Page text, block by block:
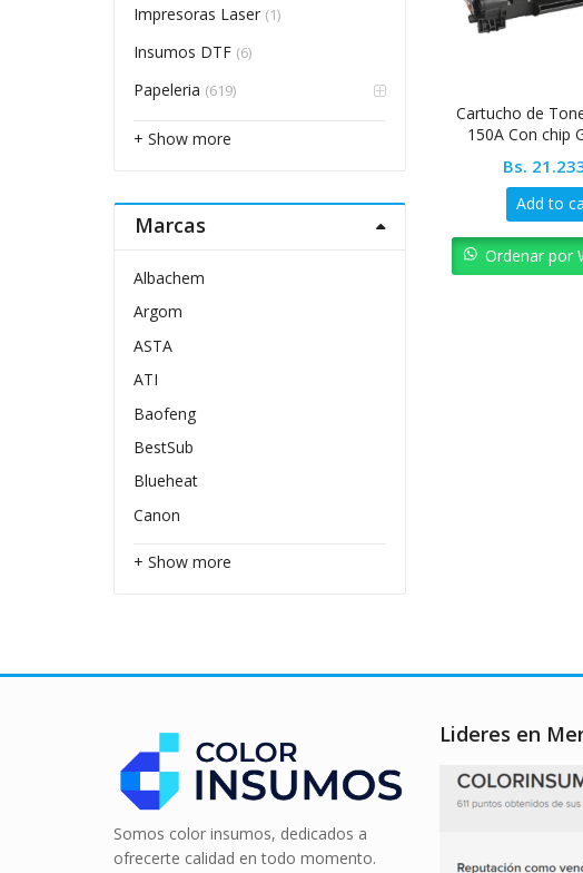
Cartucho de
150A Con chip
Bs.
Add to
Ordenar por
Impresoras Laser (1)
Insumos DTF (6)
Papeleria (619)
+ Show more
Marcas
Albachem
Argom
ASTA
ATI
Baofeng
BestSub
Blueheat
Canon
+ Show more
Somos color insumos, dedicados a
ofrecerte calidad en todo momento.
Lideres en